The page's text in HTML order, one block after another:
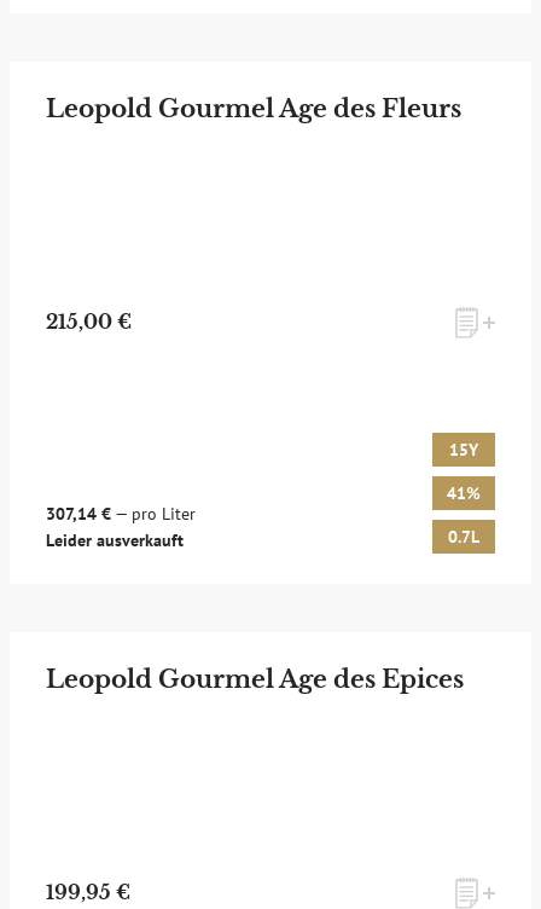
Leopold Gourmel Age des Fleurs
215,00 €
307,14 € — pro Liter
Leider ausverkauft
15Y
41%
0.7L
Leopold Gourmel Age des Epices
199,95 €